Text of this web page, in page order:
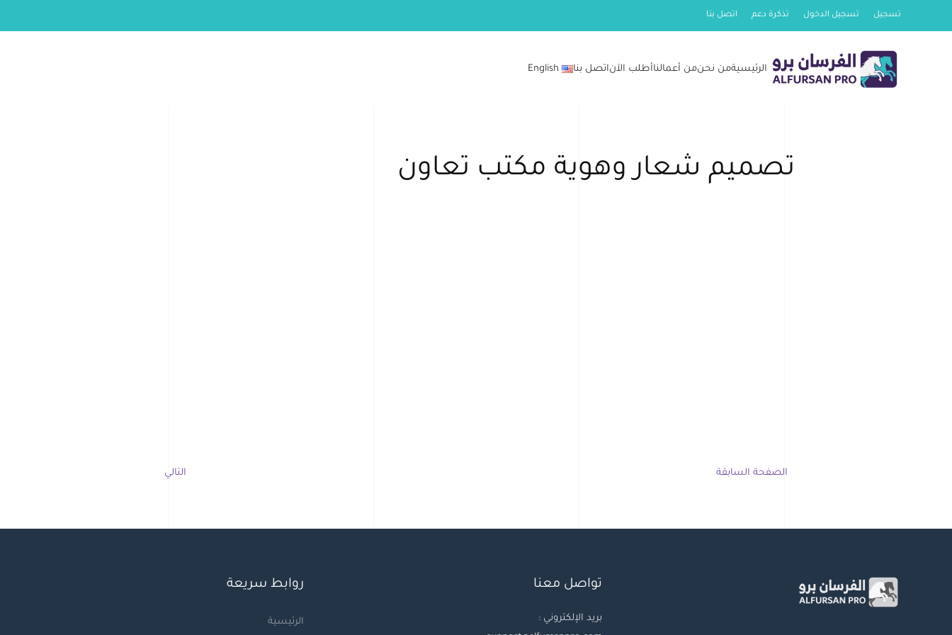
content
تسجيل تسجيل الدخول تذكرة دعم اتصل بنا
الرئيسيةمن نحنمن أعمالناأطلب الآناتصل بنا English
تصميم شعار وهوية مكتب تعاون
الصفحة السابقة التالي
تواصل معنا
بريد الإلكتروني :
روابط سريعة
الرئيسية